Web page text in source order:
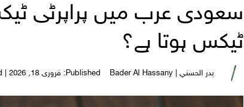
سعودی عرب میں پراپرٹی
ٹیکس ہوتا ہے؟
بدر الحسني | Bader Al Hassany Published: فروری 18, 2026 | Updated: مئی 30, 2026